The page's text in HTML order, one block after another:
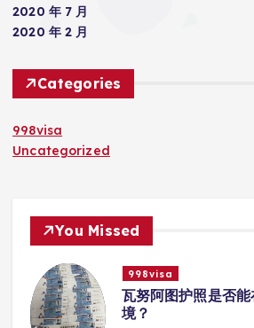
2020 年 7 月
2020 年 2 月
Categories
998visa
Uncategorized
You Missed
998visa
瓦努阿图护照是否
学校的注册？